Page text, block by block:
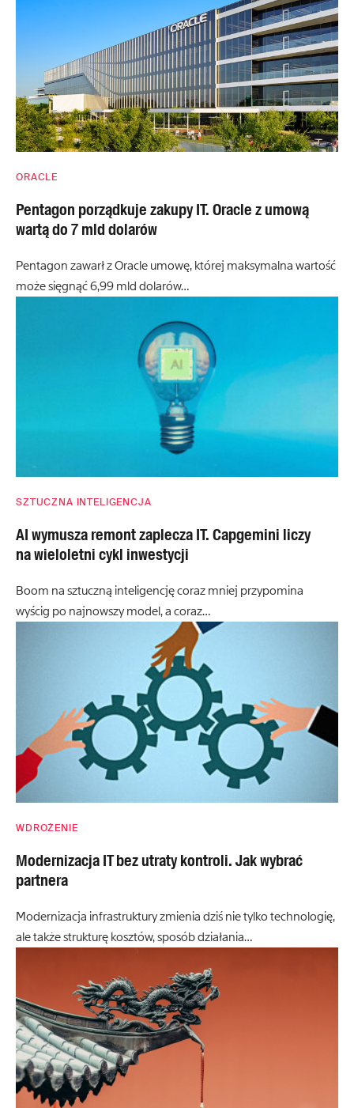
ORACLE
Pentagon porządkuje zakupy IT. Oracle z umową
wartą do 7 mld dolarów
Pentagon zawarł z Oracle umowę, której maksymalna wartość
może sięgnąć 6,99 mld dolarów…
SZTUCZNA INTELIGENCJA
AI wymusza remont zaplecza IT. Capgemini liczy
na wieloletni cykl inwestycji
Boom na sztuczną inteligencję coraz mniej przypomina
wyścig po najnowszy model, a coraz…
WDROŻENIE
Modernizacja IT bez utraty kontroli. Jak wybrać
partnera
Modernizacja infrastruktury zmienia dziś nie tylko technologię,
ale także strukturę kosztów, sposób działania…